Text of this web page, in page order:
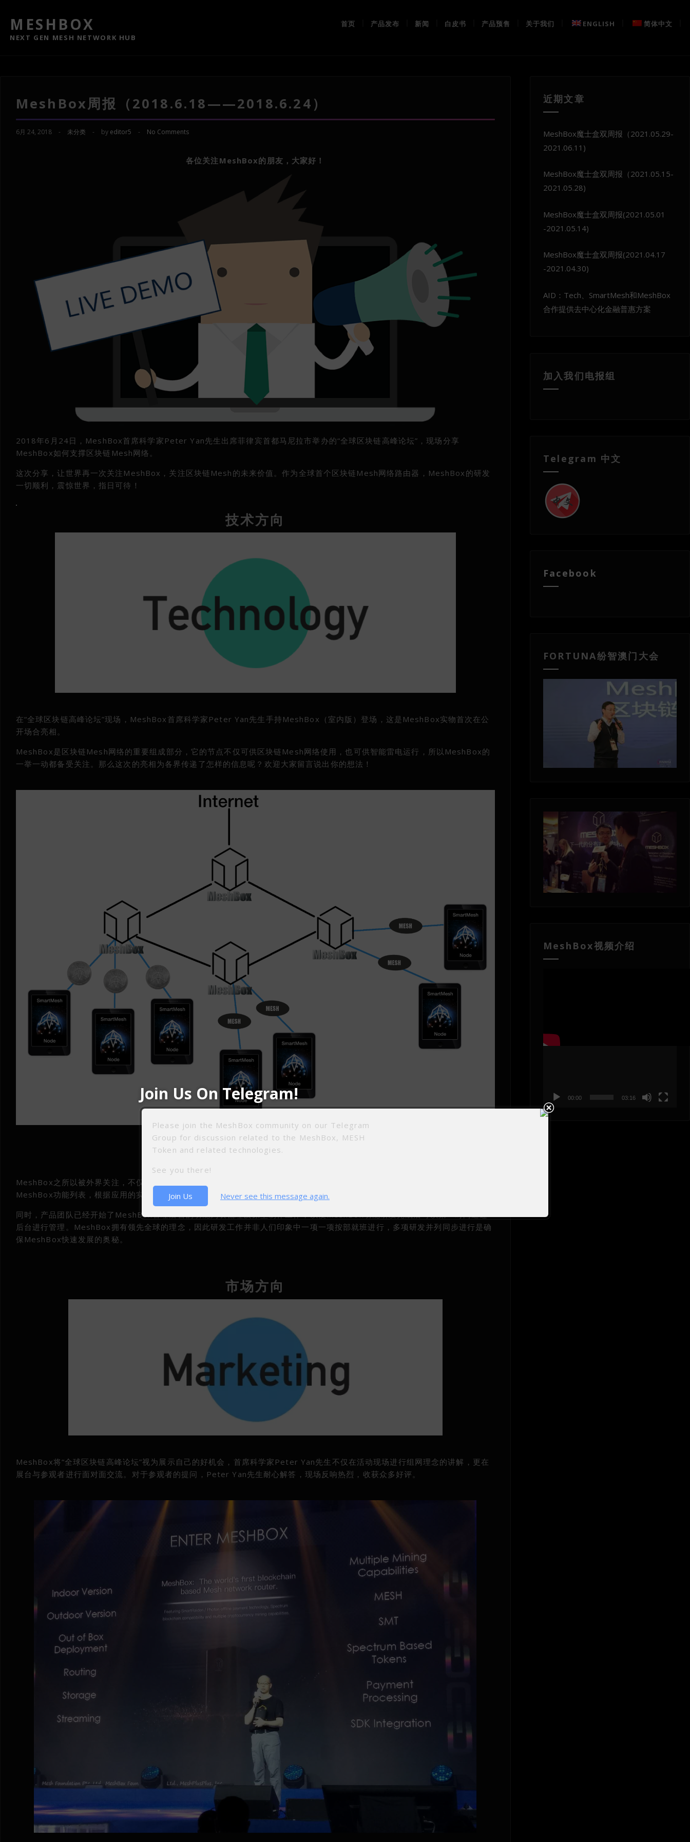
MESHBOX
NEXT GEN MESH NETWORK HUB
首页 产品发布 新闻 白皮书 产品预售 关于我们 ENGLISH 简体中文
MeshBox周报（2018.6.18——2018.6.24）
6月 24, 2018 - 未分类 - by editor5 - No Comments
各位关注MeshBox的朋友， 大家好！
2018年6月24日，MeshBox首席科学家Peter Yan先生出席菲律宾首都马尼拉市举办的“全球区块链高峰论坛”，现场分享
MeshBox如何支撑区块链Mesh网络。
这次分享，让世界再一次关注MeshBox，关注区块链Mesh的未来价值。作为全球首个区块链Mesh网络路由器，MeshBox的研发
一切顺利，震惊世界，指日可待！
技术方向
在“全球区块链高峰论坛”现场，MeshBox首席科学家Peter Yan先生手持MeshBox（室内版）登场，这是MeshBox实物首次在公
开场合亮相。
MeshBox是区块链Mesh网络的重要组成部分，它的节点不仅可供区块链Mesh网络使用，也可供智能雷电运行，所以MeshBox的
一举一动都备受关注。那么这次的亮相为各界传递了怎样的信息呢？欢迎大家留言说出你的想法！
（MeshBox支撑区块链Mesh网络）
MeshBox之所以被外界关注，不仅仅是能为区块链Mesh网络提供节点，更是因为其自身的多种实用性功能。产品团队梳理
MeshBox功能列表，根据应用的实用性进行排列，在接下来的开发计划中，高实用性的功能会优先研发。
同时，产品团队已经开始了MeshBox管理后台的功能列表梳理及原型制作工作，以便MeshBox功能研发完成后可以第一时间通过
后台进行管理。MeshBox拥有领先全球的理念，因此研发工作并非人们印象中一项一项按部就班进行，多项研发并列同步进行是确
保MeshBox快速发展的奥秘。
市场方向
MeshBox将“全球区块链高峰论坛”视为展示自己的好机会，首席科学家Peter Yan先生不仅在活动现场进行组网理念的讲解，更在
展台与参观者进行面对面交流。对于参观者的提问，Peter Yan先生耐心解答，现场反响热烈，收获众多好评。
近期文章
MeshBox魔士盒双周报（2021.05.29-
2021.06.11)
MeshBox魔士盒双周报（2021.05.15-
2021.05.28)
MeshBox魔士盒双周报(2021.05.01
-2021.05.14)
MeshBox魔士盒双周报(2021.04.17
-2021.04.30)
AID：Tech、SmartMesh和MeshBox
合作提供去中心化金融普惠方案
加入我们电报组
Telegram 中文
Facebook
FORTUNA纷智澳门大会
MeshBox视频介绍
00:00 03:16
Join Us On Telegram!
Please join the MeshBox community on our Telegram
Group for discussion related to the MeshBox, MESH
Token and related technologies.
See you there!
Join Us Never see this message again.